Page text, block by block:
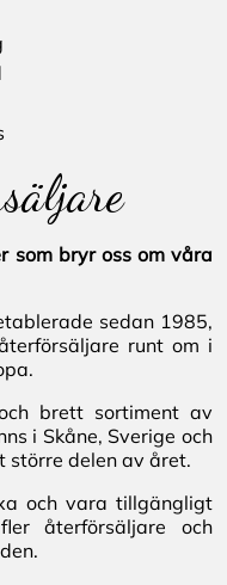
som bryr oss om våra
sedan 1985,
runt om i
brett sortiment av
i Skåne, Sverige och
större delen av året.
och vara tillgängligt
återförsäljare och